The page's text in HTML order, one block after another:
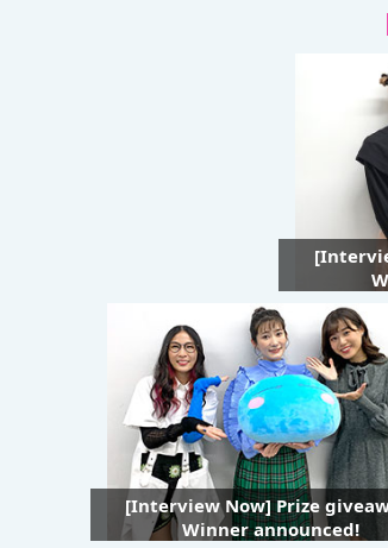
[Interview Now] Prize
Winner announced!